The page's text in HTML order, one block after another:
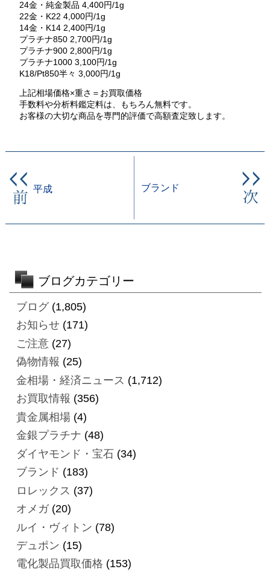
24金・純金製品 4,400円/1g
22金・K22 4,000円/1g
14金・K14 2,400円/1g
プラチナ850 2,700円/1g
プラチナ900 2,800円/1g
プラチナ1000 3,100円/1g
K18/Pt850半々 3,000円/1g
上記相場価格×重さ＝お買取価格
手数料や分析料鑑定料は、もちろん無料です。
お客様の大切な商品を専門的評価で高額査定致します。
平成 ブランド
ブログカテゴリー
ブログ(1,805)
お知らせ(171)
ご注意(27)
偽物情報 (25)
金相場・経済ニュース (1,712)
お買取情報 (356)
貴金属相場(4)
金銀プラチナ (48)
ダイヤモンド・宝石(34)
ブランド (183)
ロレックス (37)
オメガ(20)
ルイ・ヴィトン (78)
デュポン (15)
電化製品買取価格 (153)